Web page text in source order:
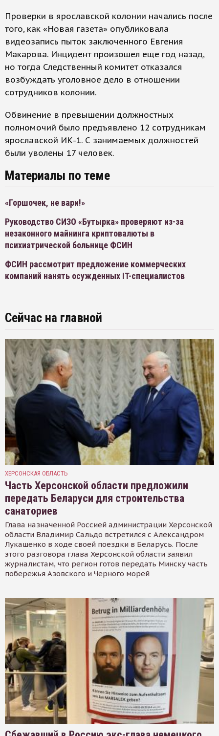
Проверки в ярославской колонии начались после
того, как «Новая газета» опубликовала
видеозапись пыток заключенного Евгения
Макарова. Инцидент произошел еще год назад,
но тогда Следственный комитет отказался
возбуждать уголовное дело в отношении
сотрудников колонии.
Обвинение в превышении должностных
полномочий было предъявлено 12 сотрудникам
ярославской ИК-1. С занимаемых должностей
были уволены 17 человек.
Материалы по теме
«Горшочек, не вари!»
Руководство СИЗО «Бутырка» проверяют из-за
незаконного майнинга криптовалюты в
психиатрической больнице ФСИН
ФСИН рассмотрит предложение коммерческих
компаний нанять осужденных IT-специалистов
Сейчас на главной
ХЕРСОНСКАЯ ОБЛАСТЬ
Часть Херсонской области предложили
передать Беларуси для строительства
санаториев
Глава назначенной Россией администрации Херсонской
области Владимир Сальдо встретился с Александром
Лукашенко в ходе своей поездки в Беларусь. После
этого разговора глава Херсонской области заявил
журналистам, что регион готов передать Минску часть
побережья Азовского и Черного морей